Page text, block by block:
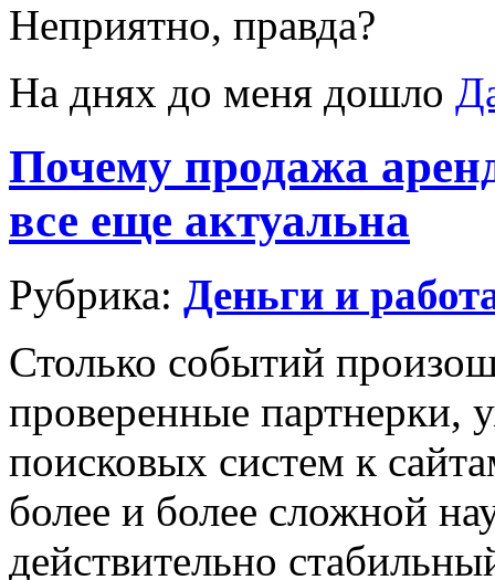
Неприятно, правда?
На днях до меня дошло
Почему продажа
все еще актуальна
Рубрика: Деньги и
Столько событий
проверенные партнерки,
поисковых систем к
более и более сложной
действительно